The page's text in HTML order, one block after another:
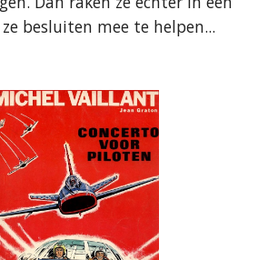
besluiten mee te helpen...